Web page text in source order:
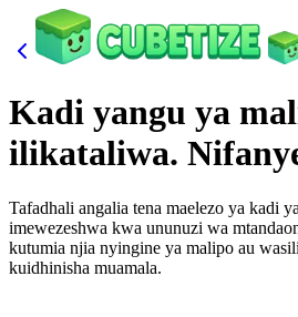
Kadi yangu ya
ilikataliwa.
Tafadhali angalia tena maelezo ya kadi
imewezeshwa kwa ununuzi wa
kutumia njia nyingine ya malipo au
kuidhinisha muamala.